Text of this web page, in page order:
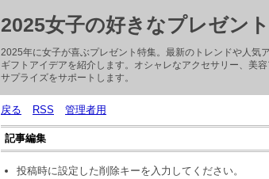
2025女子の好きなプレゼント
2025年に女子が喜ぶプレゼント特集。最新のトレンドや人気
ギフトアイデアを紹介します。オシャレなアクセサリー、美
サプライズをサポートします。
戻る RSS 管理者用
記事編集
投稿時に設定した削除キーを入力してください。